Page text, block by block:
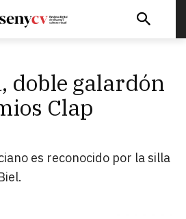
doble galardón
Clap
es reconocido por la silla